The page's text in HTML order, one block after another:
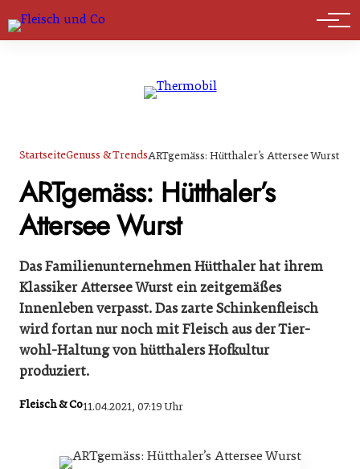
Marktführer
StartseiteGenuss & TrendsARTgemäss: Hütthaler’s Attersee Wurst
ARTgemäss: Hütthaler’s
Attersee Wurst
Das Familienunternehmen Hütthaler hat ihrem
Klassiker Attersee Wurst ein zeitgemäßes
Innenleben verpasst. Das zarte Schinkenfleisch
wird fortan nur noch mit Fleisch aus der Tier-
wohl-Haltung von hütthalers Hofkultur
produziert.
Fleisch & Co11.04.2021, 07:19 Uhr